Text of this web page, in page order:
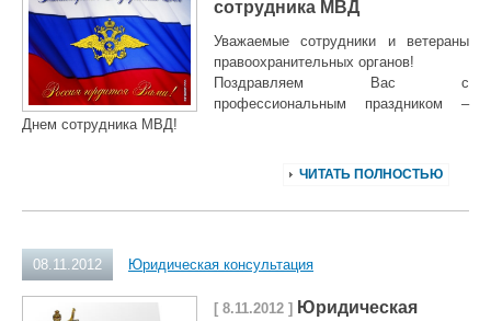
сотрудника МВД
Уважаемые сотрудники и ветераны
правоохранительных органов!
Поздравляем Вас с
профессиональным праздником –
Днем сотрудника МВД!
ЧИТАТЬ ПОЛНОСТЬЮ
08.11.2012 Юридическая консультация
[ 8.11.2012 ] Юридическая